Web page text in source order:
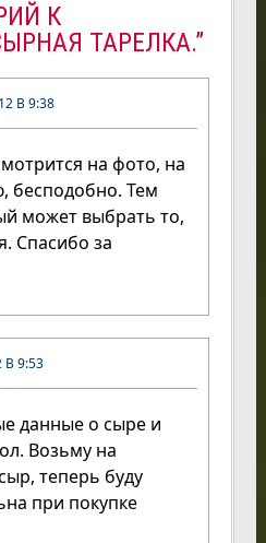
К
ТАРЕЛКА.”
В 9:38
на фото, на
бесподобно. Тем
может выбрать то,
Спасибо за
В 9:53
данные о сыре и
Возьму на
теперь буду
при покупке